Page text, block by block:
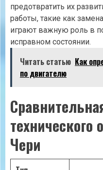
предотвратить их
работы, такие как
играют важную роль в
исправном состоянии.
Читать статью Как
по двигателю
технического
Чери